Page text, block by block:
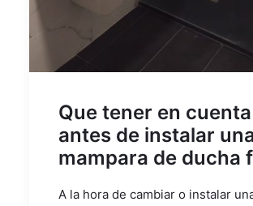
Que tener en cuenta
antes de instalar
mampara de ducha
A la hora de cambiar o instalar